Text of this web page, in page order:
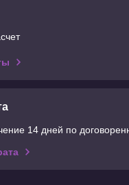
14 дней по